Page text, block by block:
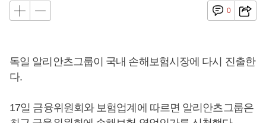
0
독일 알리안츠그룹이 국내 손해보험시장에 다시 진출한
다.
17일 금융위원회와 보험업계에 따르면 알리안츠그룹은